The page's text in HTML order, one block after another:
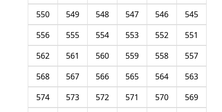
545
546
547
548
549
550
551
552
553
554
555
556
557
558
559
560
561
562
563
564
565
566
567
568
569
570
571
572
573
574